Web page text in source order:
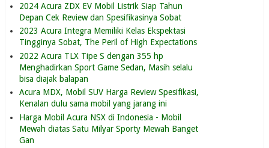
2024 Acura ZDX EV Mobil Listrik Siap Tahun
Depan Cek Review dan Spesifikasinya Sobat
2023 Acura Integra Memiliki Kelas Ekspektasi
Tingginya Sobat, The Peril of High Expectations
2022 Acura TLX Tipe S dengan 355 hp
Menghadirkan Sport Game Sedan, Masih selalu
bisa diajak balapan
Acura MDX, Mobil SUV Harga Review Spesifikasi,
Kenalan dulu sama mobil yang jarang ini
Harga Mobil Acura NSX di Indonesia - Mobil
Mewah diatas Satu Milyar Sporty Mewah Banget
Gan